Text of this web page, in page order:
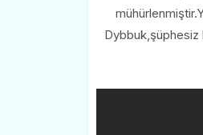
Dybbuk,şüphesiz